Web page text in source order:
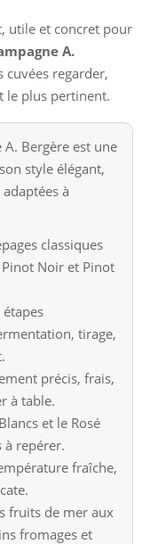
utile et concret pour
A.
cuvées regarder,
le plus pertinent.
A. Bergère est une
style élégant,
à
classiques
Noir et Pinot
tirage,
précis, frais,
à table.
et le Rosé
à repérer.
fraîche,
fruits de mer aux
fromages et